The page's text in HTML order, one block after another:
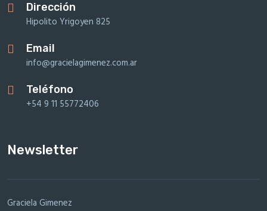
Dirección
Hipolito Yrigoyen 825
Email
info@gracielagimenez.com.ar
Teléfono
+54 9 11 55772406
Newsletter
Graciela Gimenez